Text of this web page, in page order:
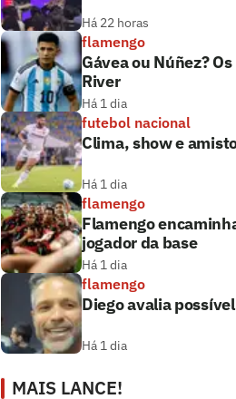
Há 22 horas
flamengo
Gávea ou Núñez?
River
Há 1 dia
futebol nacional
Clima, show e
Há 1 dia
flamengo
Flamengo
jogador da base
Há 1 dia
flamengo
Diego avalia
Há 1 dia
MAIS LANCE!